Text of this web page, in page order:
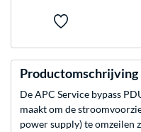
Productomschrijving
De APC Service bypass
maakt om de
power supply) te omzeilen